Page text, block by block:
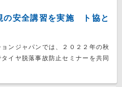
安全講習を実施 ト協と
ンジャパンでは、２０２２年の秋
イヤ脱落事故防止セミナーを共同